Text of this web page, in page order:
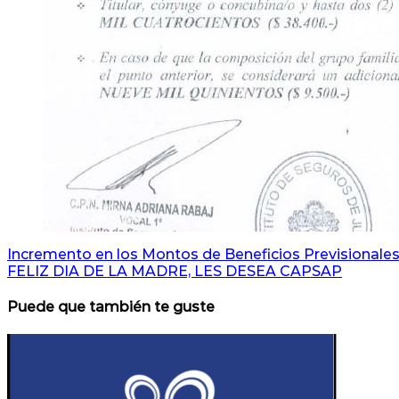
Navegación
de
entradas
Incremento en los Montos de Beneficios Previsionales
FELIZ DIA DE LA MADRE, LES DESEA CAPSAP
Puede que también te guste